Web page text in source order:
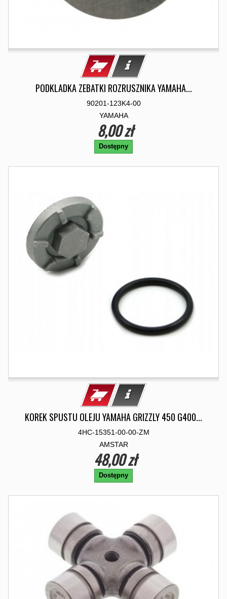
PODKLADKA ZEBATKI ROZRUSZNIKA YAMAHA...
90201-123K4-00
YAMAHA
8,00 zł
Dostępny
KOREK SPUSTU OLEJU YAMAHA GRIZZLY 450 G400...
4HC-15351-00-00-ZM
AMSTAR
48,00 zł
Dostępny